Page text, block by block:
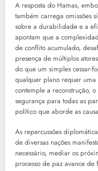
A resposta do Hamas,
também carrega omissões
sobre a durabilidade e a
apontam que a
de conflito acumulado,
presença de múltiplos
do que um simples cessar-
qualquer plano requer
contemple a reconstrução,
segurança para todas as
político que aborde as
As repercussões
de diversas nações
necessário, mediar os
processo de paz avance de